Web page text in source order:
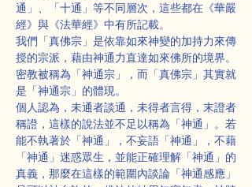
通」、「十通」等不同層次，這些都在《華嚴
經》與《法華經》中有所記載。
我們「真佛宗」是依靠如來神變的加持力來傳
授的宗派，藉由神通力直達如來佛所的境界。
密教被稱為「神通宗」，而「真佛宗」其實就
是「神通宗」的體現。
個人認為，未通者談通，未得者言得，末證者
稱證，這樣的說法並不足以稱為「神通」。若
能不執著於「神通」，不妄語「神通」，不藉
「神通」迷惑眾生，並能正確理解「神通」的
真義，那麼在這樣的範圍內談論「神通感應」